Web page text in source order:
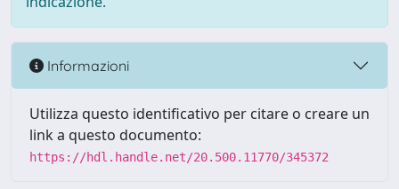
Informazioni
Utilizza questo identificativo per citare o creare un
link a questo documento:
https://hdl.handle.net/20.500.11770/345372